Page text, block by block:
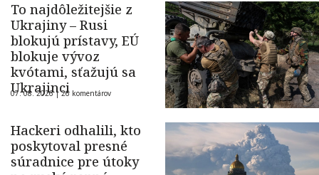
To najdôležitejšie z
Ukrajiny – Rusi
blokujú prístavy, EÚ
blokuje vývoz
kvótami, sťažujú sa
Ukrajinci
07. 08. 2026 |26 komentárov
Hackeri odhalili, kto
poskytoval presné
súradnice pre útoky